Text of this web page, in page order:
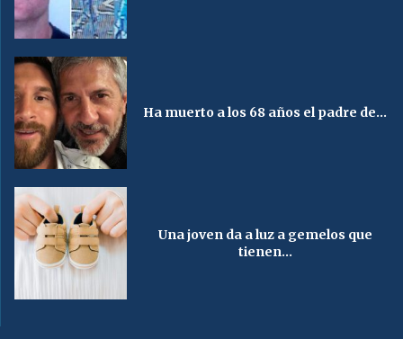
Ha muerto a los 68 años el padre de...
Una joven da a luz a gemelos que
tienen...